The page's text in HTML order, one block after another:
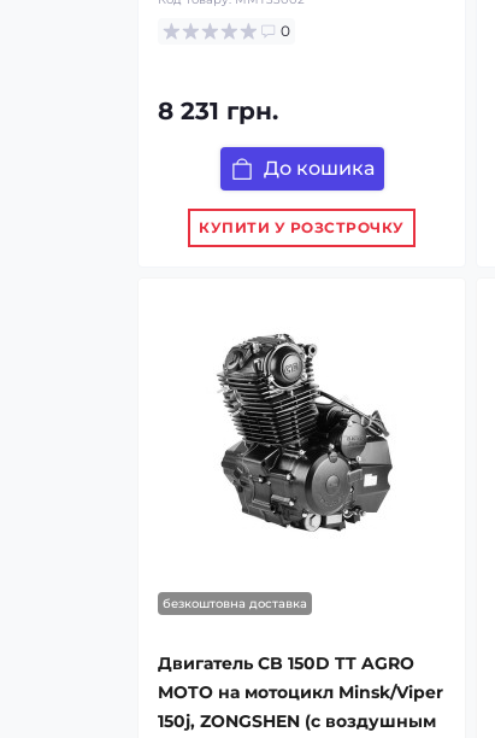
0
8 231 грн.
До кошика
КУПИТИ У РОЗСТРОЧКУ
безкоштовна доставка
Двигатель CB 150D TT AGRO
MOTO на мотоцикл Minsk/Viper
150j, ZONGSHEN (с воздушным